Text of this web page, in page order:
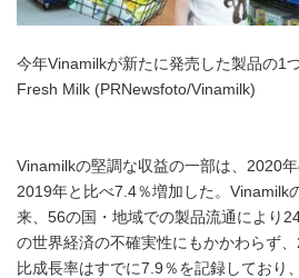
今年Vinamilkが新たに発売した製品の1
Fresh Milk (PRNewsfoto/Vinamilk)
Vinamilkの堅調な収益の一部は、2020年
2019年と比べ7.4％増加した。Vinamilk
来、56の国・地域での製品流通により
の世界経済の不確実性にもかかわらず
比成長率はすでに7.9％を記録しており